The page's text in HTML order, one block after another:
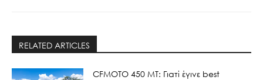
RELATED ARTICLES
CFMOTO 450 MT: Γιατί έγινε best